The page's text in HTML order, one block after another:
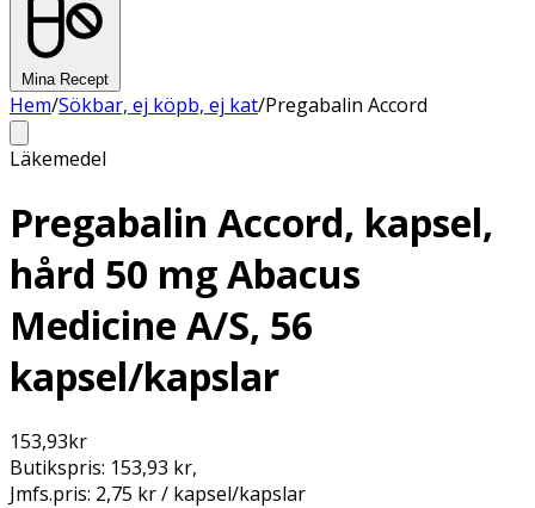
Mina Recept
Hem/Sökbar, ej köpb, ej kat/Pregabalin Accord
Läkemedel
Pregabalin Accord, kapsel,
hård 50 mg Abacus
Medicine A/S, 56
kapsel/kapslar
153,93kr
Butikspris: 153,93 kr,
Jmfs.pris: 2,75 kr / kapsel/kapslar